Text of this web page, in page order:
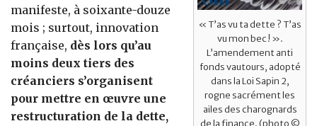
« T’as vu ta dette ? T’as
vu mon bec ! ».
L’amendement anti
fonds vautours, adopté
dans la Loi Sapin 2,
rogne sacrément les
ailes des charognards
de la finance. (photo ©
manifeste, à soixante-douze
mois ; surtout, innovation
française, dès lors qu’au
moins deux tiers des
créanciers s’organisent
pour mettre en œuvre une
restructuration de la dette,